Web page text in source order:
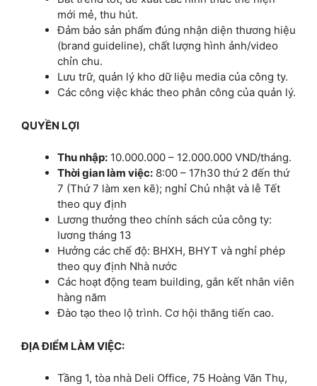
mới mẻ, thu hút.
Đảm bảo sản phẩm đúng nhận diện thương hiệu
(brand guideline), chất lượng hình ảnh/video
chỉn chu.
Lưu trữ, quản lý kho dữ liệu media của công ty.
Các công việc khác theo phân công của quản lý.
QUYỀN LỢI
Thu nhập: 10.000.000 – 12.000.000 VND/tháng.
Thời gian làm việc: 8:00 – 17h30 thứ 2 đến thứ
7 (Thứ 7 làm xen kẽ); nghỉ Chủ nhật và lễ Tết
theo quy định
Lương thưởng theo chính sách của công ty:
lương tháng 13
Hưởng các chế độ: BHXH, BHYT và nghỉ phép
theo quy định Nhà nước
Các hoạt động team building, gắn kết nhân viên
hàng năm
Đào tạo theo lộ trình. Cơ hội thăng tiến cao.
ĐỊA ĐIỂM LÀM VIỆC:
Tầng 1, tòa nhà Deli Office, 75 Hoàng Văn Thụ,